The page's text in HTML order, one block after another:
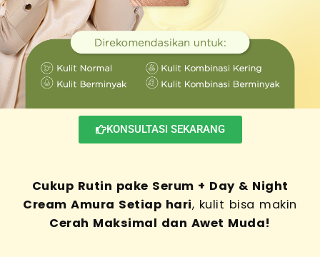
KONSULTASI SEKARANG
Cukup Rutin pake Serum + Day & Night
Cream Amura Setiap hari, kulit bisa makin
Cerah Maksimal dan Awet Muda!